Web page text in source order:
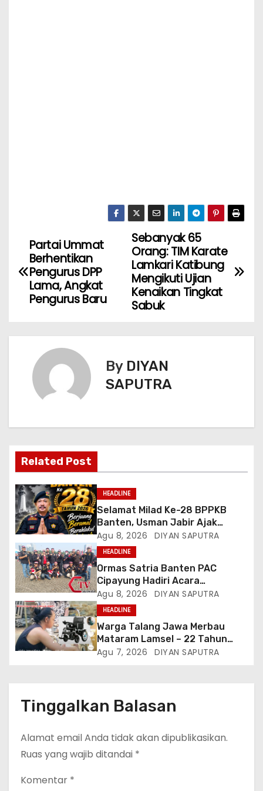
Sebanyak 65
Orang: TIM Karate
Lamkari Katibung
Mengikuti Ujian
Kenaikan Tingkat
Sabuk
Partai Ummat
Berhentikan
Pengurus DPP
Lama, Angkat
Pengurus Baru
By DIYAN
SAPUTRA
Related Post
HEADLINE
Selamat Milad Ke-28 BPPKB
Banten, Usman Jabir Ajak
Perkuat Solidaritas Dan
Kebersamaan
Agu 8, 2026 DIYAN SAPUTRA
HEADLINE
Ormas Satria Banten PAC
Cipayung Hadiri Acara
Menjelang HUT Ke-81
Kemerdekaan RI Di Silang Monas
Agu 8, 2026 DIYAN SAPUTRA
HEADLINE
Warga Talang Jawa Merbau
Mataram Lamsel – 22 Tahun
Lumpuh Vina Agustina Viral Di
Cakrawala Tv Meminta Pemda
Lamsel Bertindak
Agu 7, 2026 DIYAN SAPUTRA
Tinggalkan Balasan
Alamat email Anda tidak akan dipublikasikan.
Ruas yang wajib ditandai *
Komentar *